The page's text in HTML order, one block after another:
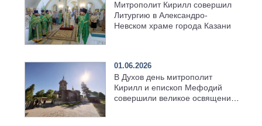
Митрополит Кирилл совершил
Литургию в Александро-
Невском храме города Казани
01.06.2026
В Духов день митрополит
Кирилл и епископ Мефодий
совершили великое освящение